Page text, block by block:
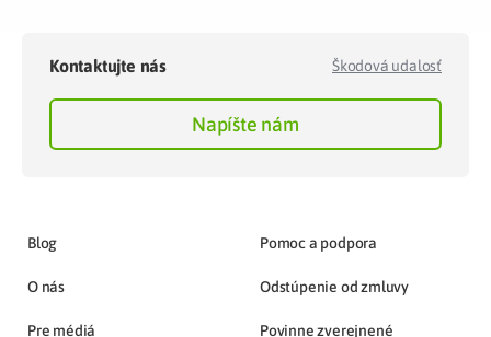
Kontaktujte nás Škodová udalosť
Napíšte nám
Blog
O nás
Pre médiá
Pomoc a podpora
Odstúpenie od zmluvy
Povinne zverejnené